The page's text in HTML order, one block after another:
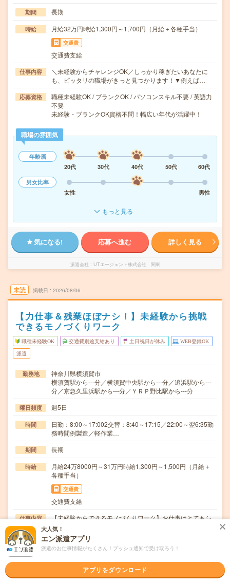
期間 長期
時給 月給32万円時給1,300円～1,700円（月給＋各種手当）
交通費
交通費支給
仕事内容
＼未経験からチャレンジOK／しっかり稼ぎたいあなたに
も、ピッタリの職場がきっと見つかります！▼例えば…
応募資格
職種未経験OK / ブランクOK / パソコンスキル不要 / 英語力
不要
未経験・ブランクOK資格不問！幅広い年代が活躍中！
職場の雰囲気
年齢層
20代
30代 40代 50代
60代
男女比率
女性
男性
もっと見る
気になる! 応募へ進む 詳しく見る
派遣会社 UTエージェント株式会社 関東
未読 掲載日 2026/08/06
【力仕事＆残業ほぼナシ！】未経験から挑戦
できるモノづくりワーク
職種未経験OK 交通費別途支給あり 土日祝日が休み WEB登録OK
派遣
勤務地
神奈川県横須賀市
横須賀駅から---分／横須賀中央駅から---分／追浜駅から---
分／京急久里浜駅から---分／ＹＲＰ野比駅から---分
曜日頻度 週5日
時間
日勤：8:00～17:002交替：8:40～17:15／22:00～翌6:35勤
務時間例製造／軽作業…
期間 長期
時給
月給24万8000円～31万円時給1,300円～1,500円（月給＋
各種手当）
交通費
交通費支給
仕事内容
【未経験からできるモノづくりワーク】お仕事はとてもシ
ンプルなのでコツコツ業務がお好きな方は長く活躍し…
応募資格
職種未経験OK / ブランクOK / パソコンスキル不要 / 英語力
不要
未経験・ブランクOK資格不問！幅広い年代が活躍中！どな
たでも始められるお仕事です
大人気！
エン派遣アプリ
派遣のお仕事情報がたくさん！プッシュ通知で受け取ろう！
アプリをダウンロード